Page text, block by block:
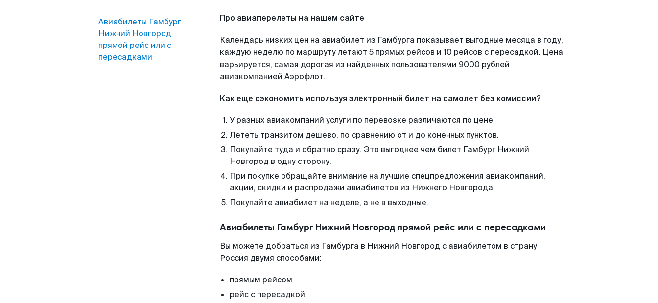
Авиабилеты Гамбург
Нижний Новгород
прямой рейс или с
пересадками
Про авиаперелеты на нашем сайте
Календарь низких цен на авиабилет из Гамбурга показывает выгодные месяца в году,
каждую неделю по маршруту летают 5 прямых рейсов и 10 рейсов с пересадкой. Цена
варьируется, самая дорогая из найденных пользователями 9000 рублей
авиакомпанией Аэрофлот.
Как еще сэкономить используя электронный билет на самолет без комиссии?
У разных авиакомпаний услуги по перевозке различаются по цене.
Лететь транзитом дешево, по сравнению от и до конечных пунктов.
Покупайте туда и обратно сразу. Это выгоднее чем билет Гамбург Нижний
Новгород в одну сторону.
При покупке обращайте внимание на лучшие спецпредложения авиакомпаний,
акции, скидки и распродажи авиабилетов из Нижнего Новгорода.
Покупайте авиабилет на неделе, а не в выходные.
Авиабилеты Гамбург Нижний Новгород прямой рейс или с пересадками
Вы можете добраться из Гамбурга в Нижний Новгород с авиабилетом в страну
Россия двумя способами:
прямым рейсом
рейс с пересадкой